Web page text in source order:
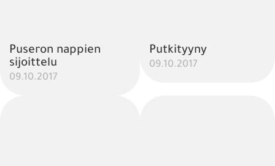
Puseron nappien
sijoittelu
09.10.2017
Putkityyny
09.10.2017